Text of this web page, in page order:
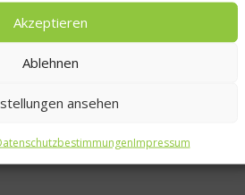
Akzeptieren
Ablehnen
ansehen
Impressum
Europa
e Bar
mit
neuem
ng